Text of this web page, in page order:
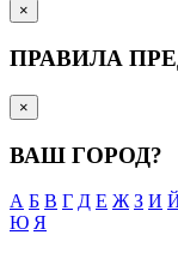
×
ПРАВИЛА
×
ВАШ ГОРОД?
А Б В Г Д Е Ж З И
Ю Я